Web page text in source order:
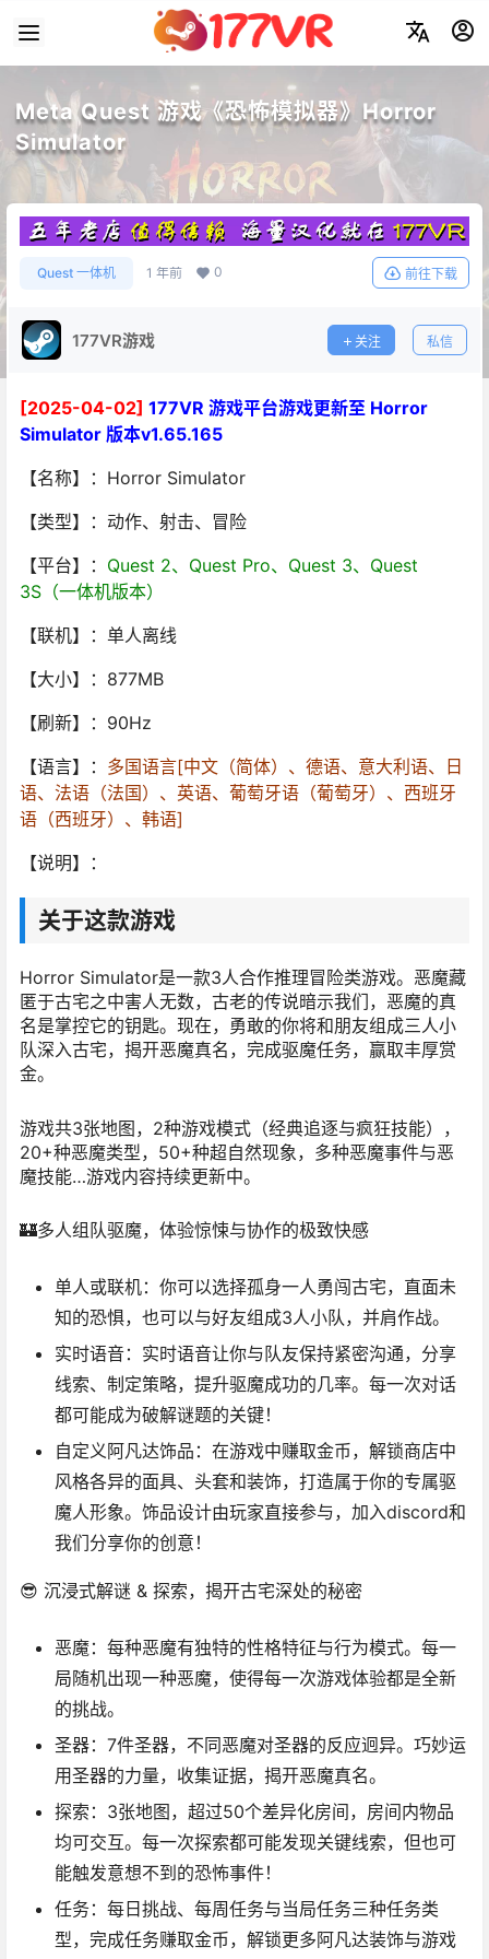
Meta Quest 游戏《恐怖模拟器》Horror
Simulator
Quest 一体机 1 年前 0 前往下载
177VR游戏 关注 私信
[2025-04-02] 177VR 游戏平台游戏更新至 Horror
Simulator 版本v1.65.165
【名称】：Horror Simulator
【类型】：动作、射击、冒险
【平台】： Quest 2、Quest Pro、Quest 3、Quest
3S（一体机版本）
【联机】：单人离线
【大小】：877MB
【刷新】：90Hz
【语言】： 多国语言[中文（简体）、德语、意大利语、日
语、法语（法国）、英语、葡萄牙语（葡萄牙）、西班牙
语（西班牙）、韩语]
【说明】：
关于这款游戏
Horror Simulator是一款3人合作推理冒险类游戏。恶魔藏
匿于古宅之中害人无数，古老的传说暗示我们，恶魔的真
名是掌控它的钥匙。现在，勇敢的你将和朋友组成三人小
队深入古宅，揭开恶魔真名，完成驱魔任务，赢取丰厚赏
金。
游戏共3张地图，2种游戏模式（经典追逐与疯狂技能），
20+种恶魔类型，50+种超自然现象，多种恶魔事件与恶
魔技能…游戏内容持续更新中。
🏰多人组队驱魔，体验惊悚与协作的极致快感
单人或联机：你可以选择孤身一人勇闯古宅，直面未
知的恐惧，也可以与好友组成3人小队，并肩作战。
实时语音：实时语音让你与队友保持紧密沟通，分享
线索、制定策略，提升驱魔成功的几率。每一次对话
都可能成为破解谜题的关键！
自定义阿凡达饰品 ：在游戏中赚取金币，解锁商店中
风格各异的面具、头套和装饰，打造属于你的专属驱
魔人形象。饰品设计由玩家直接参与，加入discord和
我们分享你的创意！
😎 沉浸式解谜 & 探索，揭开古宅深处的秘密
恶魔：每种恶魔有独特的性格特征与行为模式。每一
局随机出现一种恶魔，使得每一次游戏体验都是全新
的挑战。
圣器：7件圣器，不同恶魔对圣器的反应迥异。巧妙运
用圣器的力量，收集证据，揭开恶魔真名。
探索 ：3张地图，超过50个差异化房间，房间内物品
均可交互。每一次探索都可能发现关键线索，但也可
能触发意想不到的恐怖事件！
任务：每日挑战、每周任务与当局任务三种任务类
型，完成任务赚取金币，解锁更多阿凡达装饰与游戏